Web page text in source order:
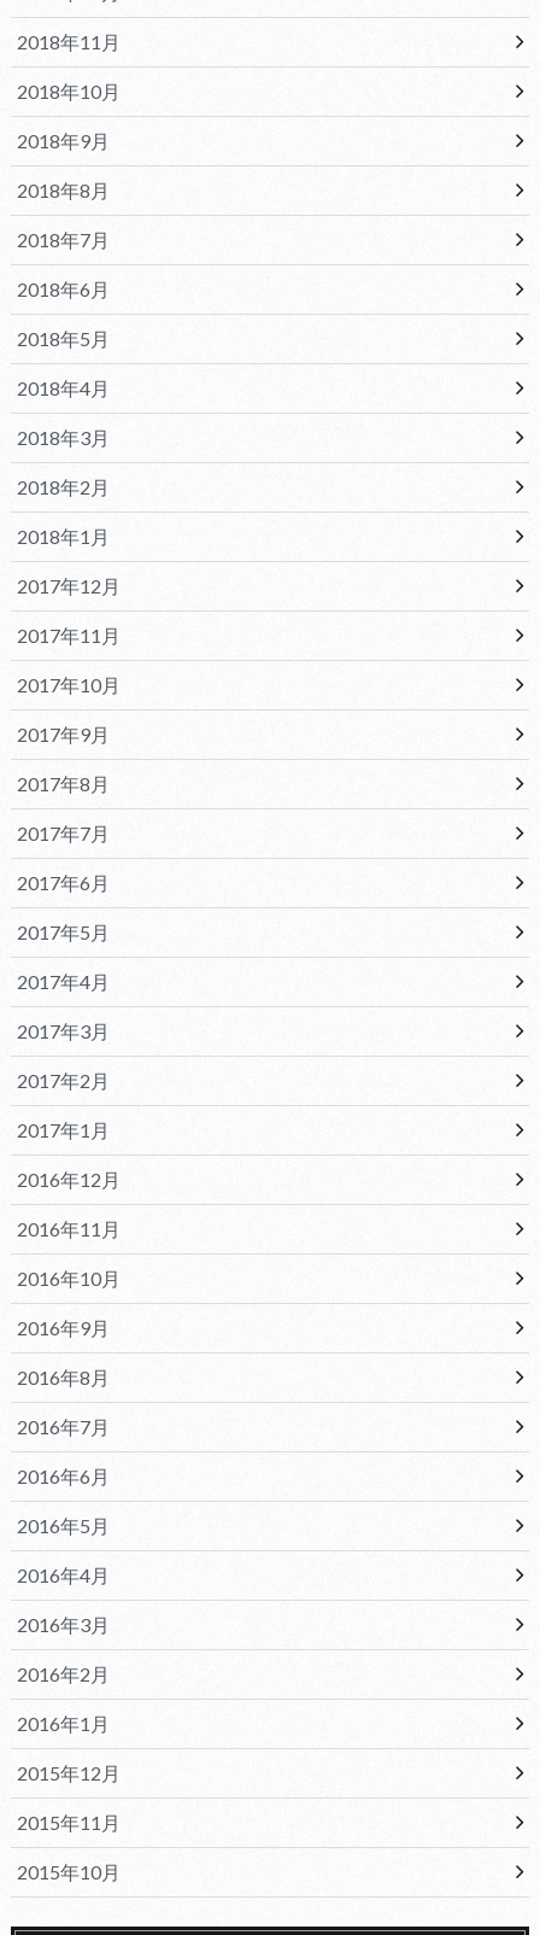
2018年11月
2018年10月
2018年9月
2018年8月
2018年7月
2018年6月
2018年5月
2018年4月
2018年3月
2018年2月
2018年1月
2017年12月
2017年11月
2017年10月
2017年9月
2017年8月
2017年7月
2017年6月
2017年5月
2017年4月
2017年3月
2017年2月
2017年1月
2016年12月
2016年11月
2016年10月
2016年9月
2016年8月
2016年7月
2016年6月
2016年5月
2016年4月
2016年3月
2016年2月
2016年1月
2015年12月
2015年11月
2015年10月